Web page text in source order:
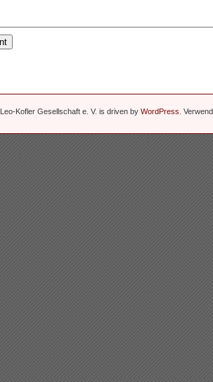
Leo-Kofler Gesellschaft e. V. is driven by WordPress .